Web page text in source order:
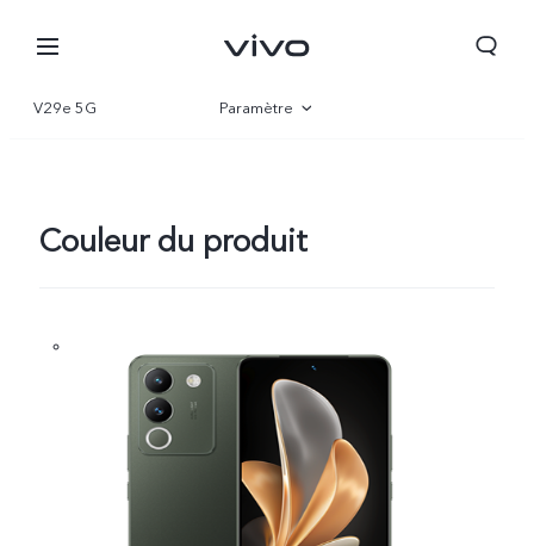
Algeria | Veuillez sélectionner le pays/la région
V29e 5G Paramètre
Couleur du produit